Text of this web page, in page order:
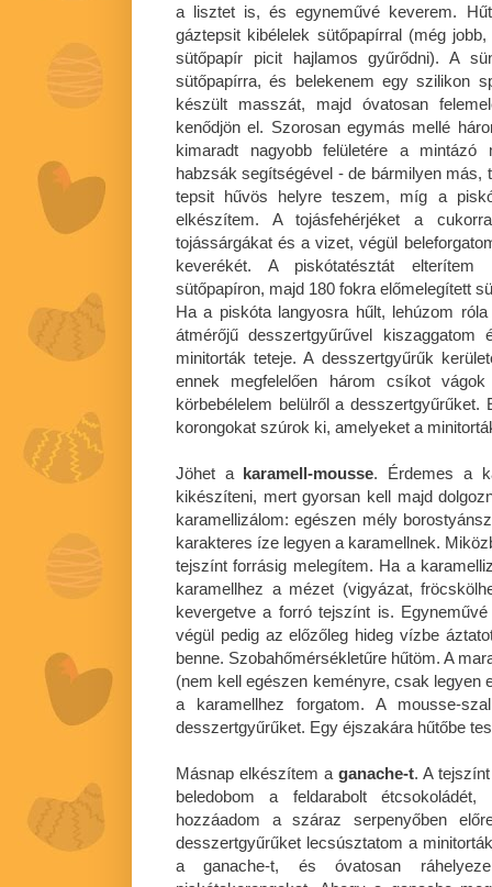
a lisztet is, és egyneművé keverem.
gáztepsit kibélelek sütőpapírral (még
sütőpapír picit hajlamos gyűrődni). A
sütőpapírra, és belekenem egy szilikon
készült masszát, majd óvatosan
kenődjön el. Szorosan egymás mellé
kimaradt nagyobb felületére a
habzsák segítségével - de bármilyen más,
tepsit hűvös helyre teszem, míg a
elkészítem. A tojásfehérjéket a
tojássárgákat és a vizet, végül
keverékét. A piskótatésztát
sütőpapíron, majd 180 fokra előmelegített
Ha a piskóta langyosra hűlt, lehúzom
átmérőjű desszertgyűrűvel
minitorták teteje. A desszertgyűrűk
ennek megfelelően három csíkot
körbebélelem belülről a
korongokat szúrok ki, amelyeket a
Jöhet a karamell-mousse. Érdemes a
kikészíteni, mert gyorsan kell majd
karamellizálom: egészen mély
karakteres íze legyen a karamellnek.
tejszínt forrásig melegítem. Ha a
karamellhez a mézet (vigyázat,
kevergetve a forró tejszínt is.
végül pedig az előzőleg hideg vízbe
benne. Szobahőmérsékletűre hűtöm. A
(nem kell egészen keményre, csak legyen
a karamellhez forgatom. A mousse-
desszertgyűrűket. Egy éjszakára hűtőbe
Másnap elkészítem a ganache-t. A
beledobom a feldarabolt
hozzáadom a száraz serpenyőben
desszertgyűrűket lecsúsztatom a
a ganache-t, és óvatosan